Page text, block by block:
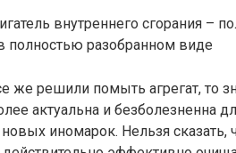
внутреннего сгорания –
полностью разобранном виде
же решили помыть агрегат, то
актуальна и безболезненна
иномарок. Нельзя сказать,